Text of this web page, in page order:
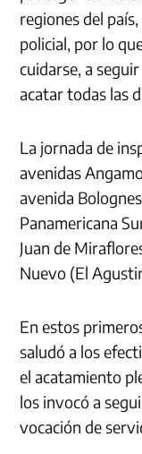
regiones del
policial, por lo
cuidarse, a
acatar todas las
La jornada de
avenidas
avenida
Panamericana
Juan de
Nuevo (El
En estos
saludó a los
el acatamiento
los invocó a
vocación de